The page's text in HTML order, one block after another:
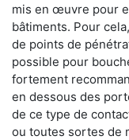
mis en œuvre pour
bâtiments. Pour
de points de
possible pour
fortement
en dessous des
de ce type de
ou toutes sortes de